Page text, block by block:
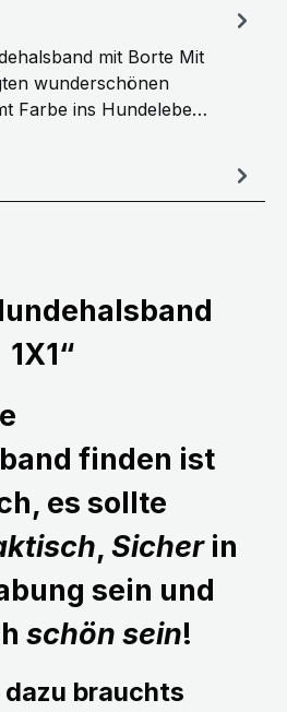
mit Borte Mit
wunderschönen
Farbe ins Hundelebe…
1X1“
finden ist
es sollte
, Sicherin
sein und
schön sein!
brauchts